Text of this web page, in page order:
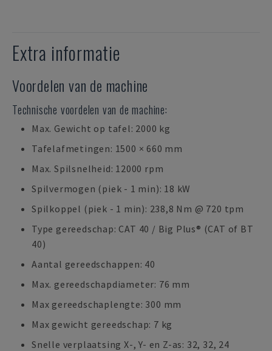
Extra informatie
Voordelen van de machine
Technische voordelen van de machine:
Max. Gewicht op tafel: 2000 kg
Tafelafmetingen: 1500 × 660 mm
Max. Spilsnelheid: 12000 rpm
Spilvermogen (piek - 1 min): 18 kW
Spilkoppel (piek - 1 min): 238,8 Nm @ 720 tpm
Type gereedschap: CAT 40 / Big Plus® (CAT of BT
40)
Aantal gereedschappen: 40
Max. gereedschapdiameter: 76 mm
Max gereedschaplengte: 300 mm
Max gewicht gereedschap: 7 kg
Snelle verplaatsing X-, Y- en Z-as: 32, 32, 24